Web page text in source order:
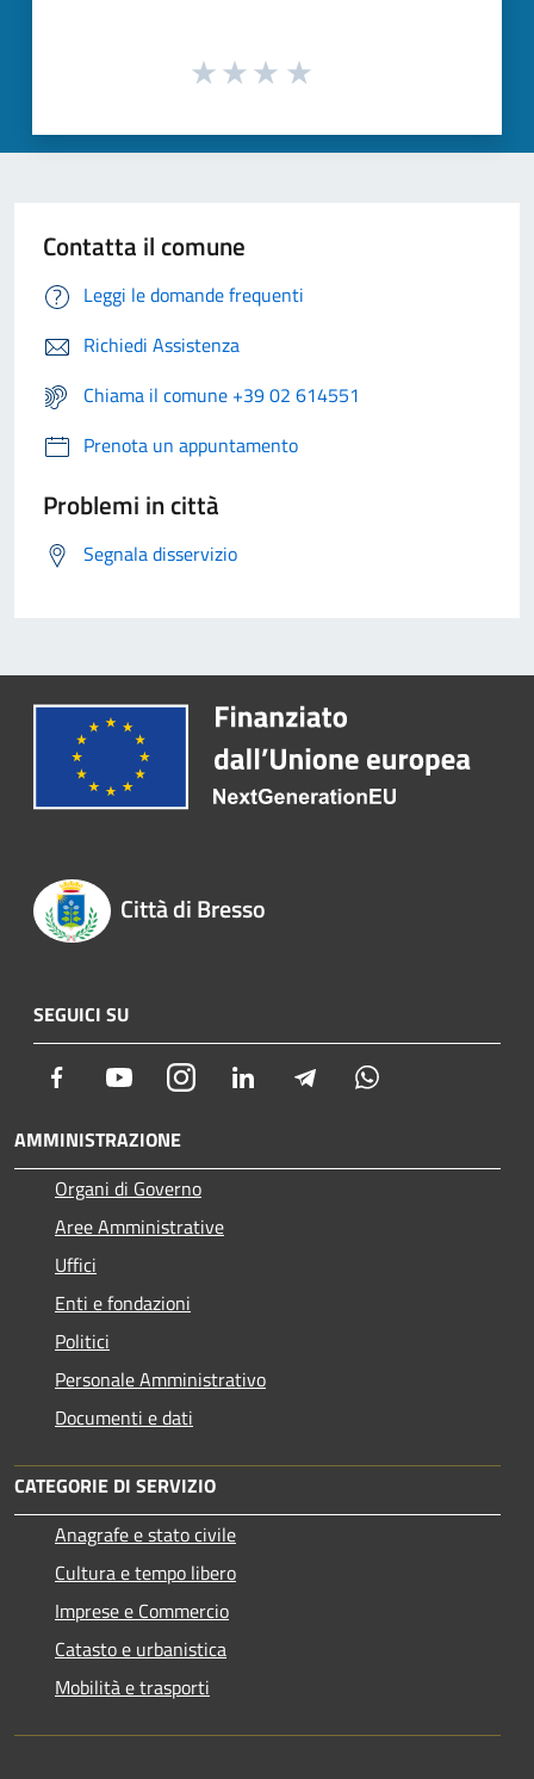
Contatta il comune
Leggi le domande frequenti
Richiedi Assistenza
Chiama il comune +39 02 614551
Prenota un appuntamento
Problemi in città
Segnala disservizio
Città di Bresso
SEGUICI SU
Facebook YoutubeInstagram LinkedIn Telegram
AMMINISTRAZIONE
Organi di Governo
Aree Amministrative
Uffici
Enti e fondazioni
Politici
Personale Amministrativo
Documenti e dati
CATEGORIE DI SERVIZIO
Anagrafe e stato civile
Cultura e tempo libero
Imprese e Commercio
Catasto e urbanistica
Mobilità e trasporti